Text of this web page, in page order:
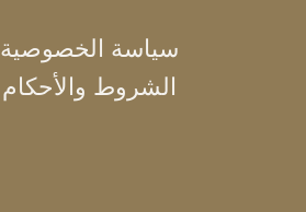
سياسة الخصوصية
الشروط والأحكام